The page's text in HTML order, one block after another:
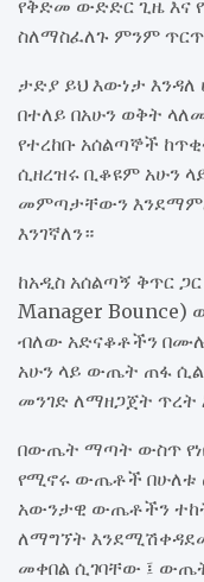
የቅድመ ውድድር ጊዜ እና
ስለማስፈለጉ ምንም
ታድያ ይህ እውነታ
በተለይ በአሁን ወቅት
የተረከቡ አሰልጣኞች
ሲዘረዝሩ ቢቆዩም አሁን
መምጣታቸውን
እንገኛለን።
ከአዲስ አሰልጣኝ ቅጥር
Manager Bounce)
ብለው አድናቆቶችን
አሁን ላይ ውጤት ጠፋ
መንገድ ለማዘጋጀት ጥረት
በውጤት ማጣት ውስጥ
የሚኖሩ ውጤቶች በሁለቱ
አውንታዊ ውጤቶችን
ለማግኘት
መቀበል ሲገባቸው ፤